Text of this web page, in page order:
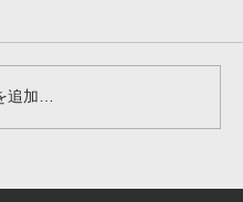
告知】UEFA PRO
による超実践ライ
追加…